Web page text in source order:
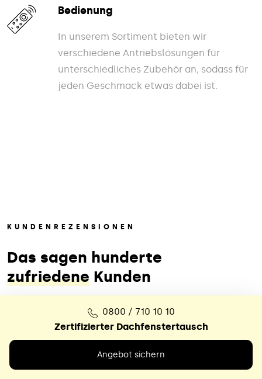
Bedienung
In unserem Sortiment bieten wir
verschiedene Antriebslösungen für
unterschiedliches Zubehör an, sodass für
jeden Geschmack etwas dabei ist.
KUNDENREZENSIONEN
Das sagen hunderte
zufriedene Kunden
0800 / 710 10 10
Zertifizierter Dachfenstertausch
Angebot sichern